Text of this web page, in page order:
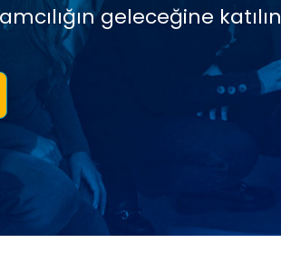
geleceğine katılın